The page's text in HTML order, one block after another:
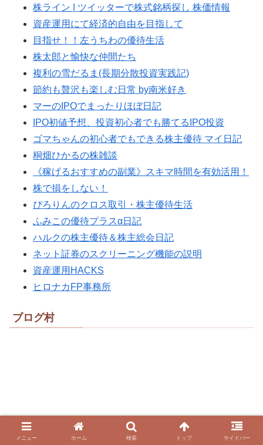
株ライン | ツイッターで株式銘柄探し 株価情報
資産運用にて経済的自由を目指して
目指せ！！左うちわの優待生活
株太郎と愉快な仲間たち
複利の雪だるま(長期分散投資実践記)
節約も贅沢も楽しむ日常 by南米好き
マーのIPOでまったりほぼ日記
IPO初値予想、投資初心者でも勝てるIPO投資
ゴマちゃんの初心者でもできる株主優待 マイ日記
桐畑ひかるの株雑談
《稼げるおすすめの副業》スキマ時間を有効活用！
株で損をしない！
ぴろりんのクロス取引・株主優待生活
ふみこの優待プラスα日記
ハルクの株主優待＆株主総会日記
ネット証券のスクリーニング機能の説明
資産運用HACKS
ヒロナカFP事務所
ブログ村
メニュー ホーム 検索 トップ サイドバー